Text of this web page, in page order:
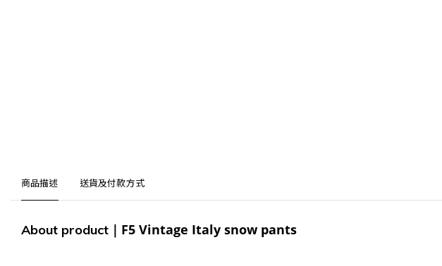
商品描述
送貨及付款方式
About product｜ F5 Vintage Italy snow pants